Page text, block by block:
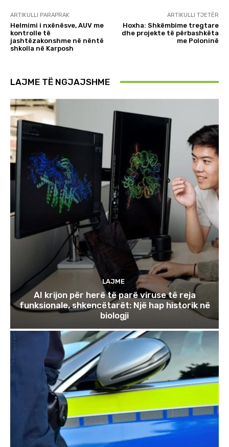
ARTIKULLI PARAPRAK
Helmimi i nxënësve, AUV me
kontrolle të
jashtëzakonshme në nëntë
shkolla në Karposh
ARTIKULLI TJETËR
Hoxha: Shkëmbime tregtare
dhe projekte të përbashkëta
me Poloninë
LAJME TË NGJAJSHME
LAJME
AI krijon për herë të parë viruse të reja
funksionale, shkencëtarët: Një hap historik në
biologji